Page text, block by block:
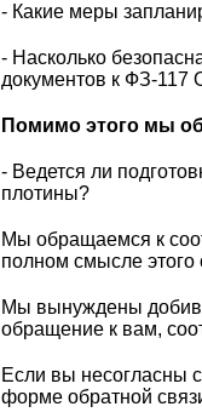
- Какие меры
- Насколько
документов к ФЗ-117
Помимо этого мы
- Ведется ли
плотины?
Мы обращаемся к
полном смысле этого
Мы вынуждены
обращение к вам,
Если вы несогласны
форме обратной